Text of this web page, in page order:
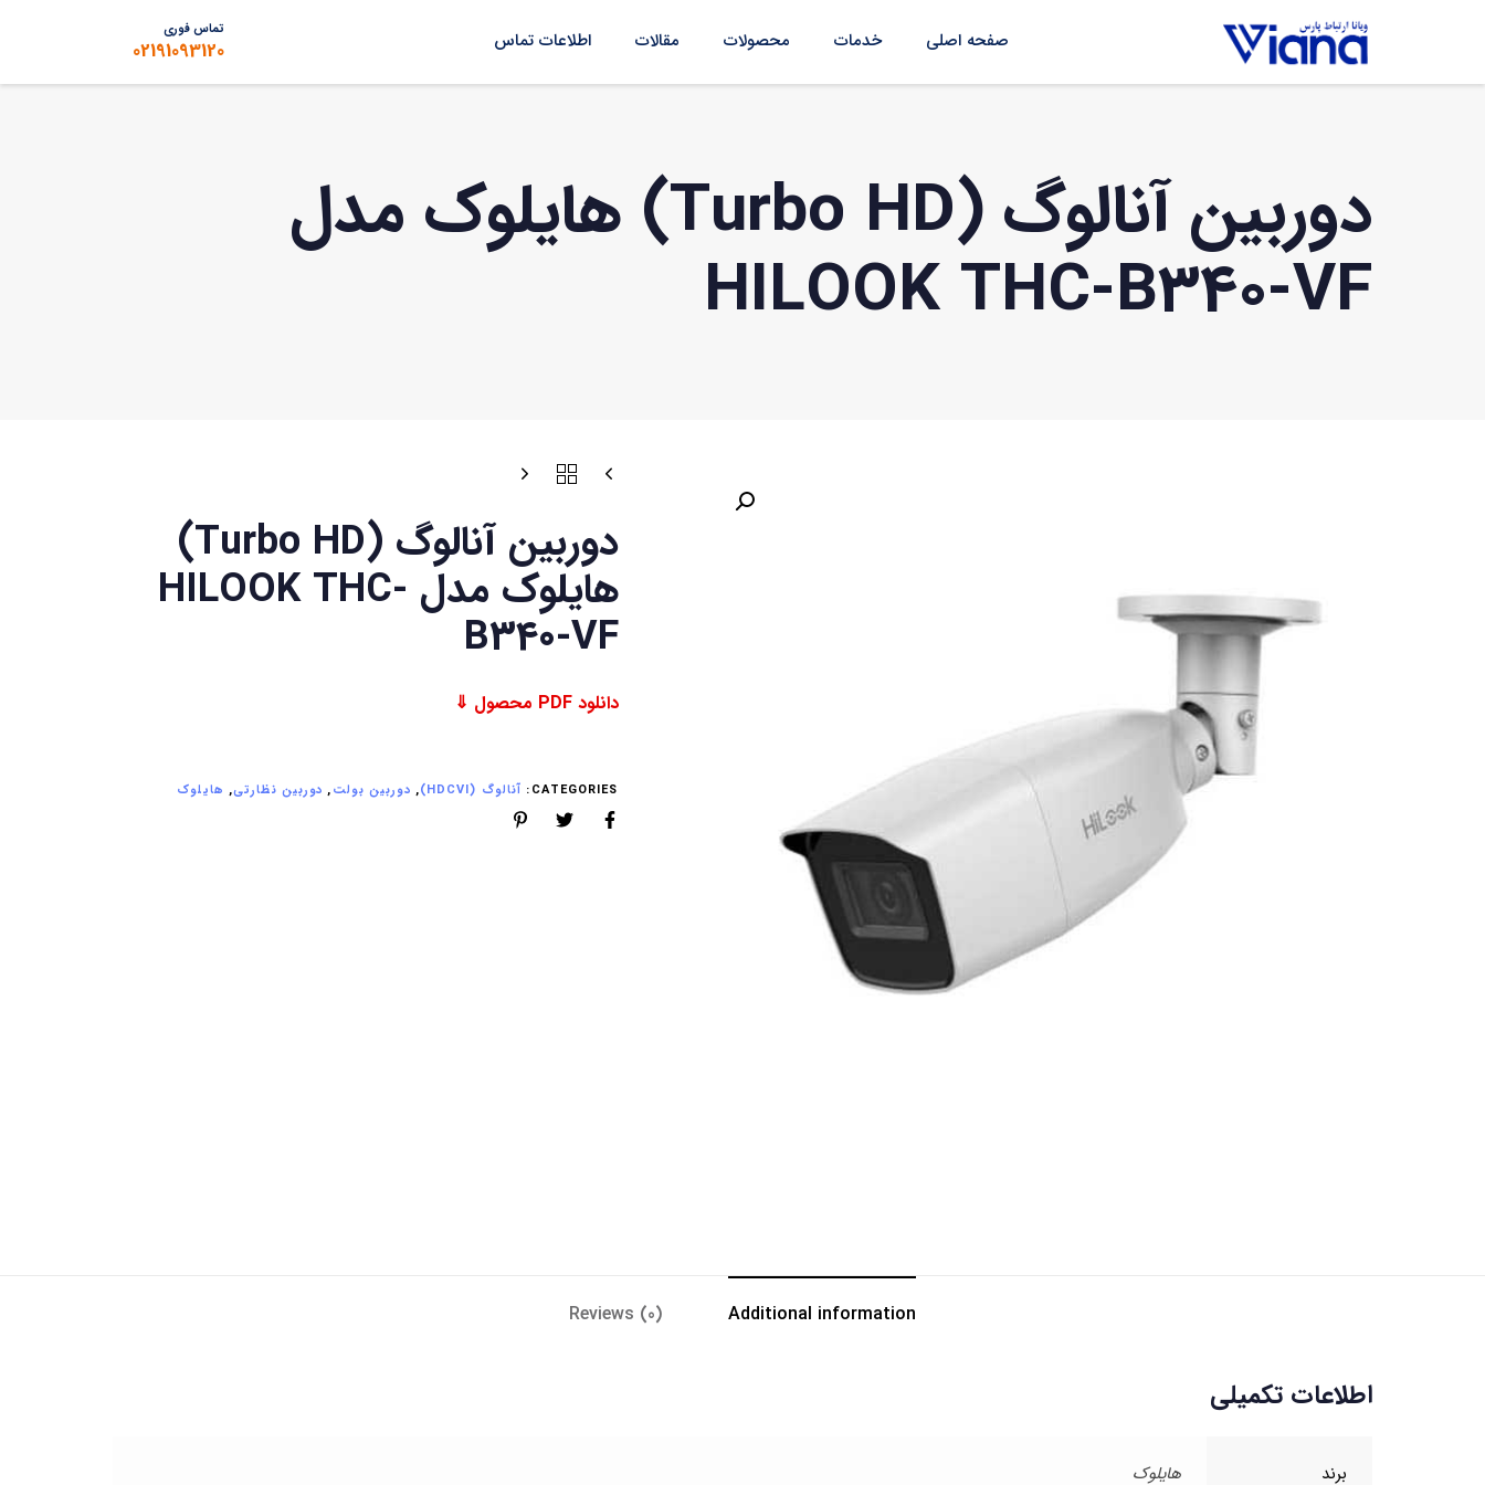
صفحه اصلی خدمات محصولات مقالات اطلاعات تماس تماس فوری
02191093120
دوربین آنالوگ (Turbo HD) هایلوک مدل
HILOOK THC-B340-VF
دوربین آنالوگ (Turbo HD)
هایلوک مدل HILOOK THC-
B340-VF
دانلود PDF محصول ⇓
CATEGORIES: آنالوگ (HDCVI) , دوربین بولت, دوربین نظارتی, هایلوک
Additional information
Reviews (0)
اطلاعات تکمیلی
برند هایلوک